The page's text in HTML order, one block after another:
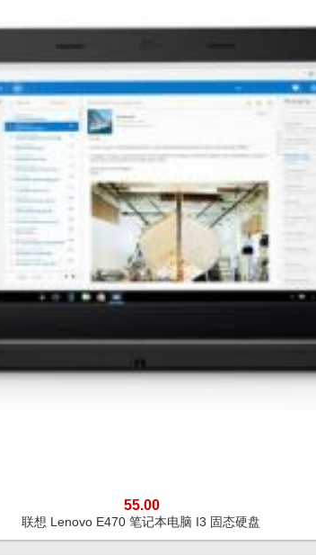
联想 Lenovo E470 笔记本电脑 I3 固态硬盘
55.00